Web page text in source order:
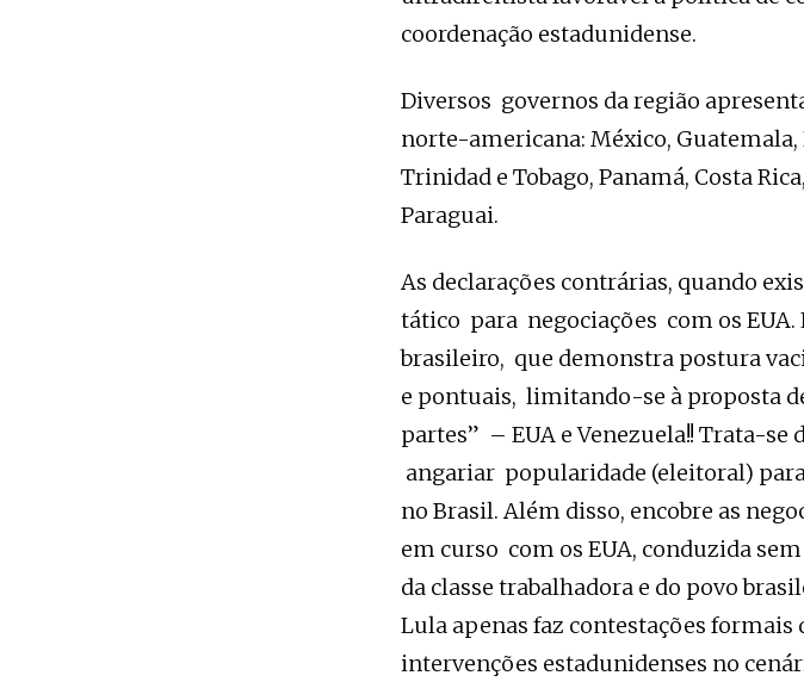
coordenação estadunidense.
Diversos governos da região
norte-americana: México, Guatemala,
Trinidad e Tobago, Panamá, Costa
Paraguai.
As declarações contrárias, quando
tático para negociações com os EUA.
brasileiro, que demonstra postura
e pontuais, limitando-se à proposta
partes” – EUA e Venezuela!! Trata-
angariar popularidade (eleitoral)
no Brasil. Além disso, encobre as
em curso com os EUA, conduzida
da classe trabalhadora e do povo
Lula apenas faz contestações formais
intervenções estadunidenses no